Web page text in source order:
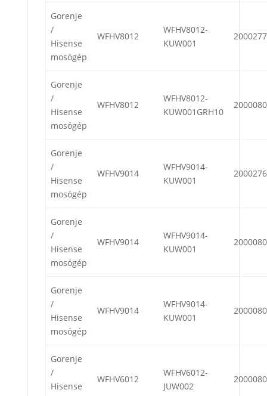
Gorenje
/
Hisense
mosógép
WFHV8012
WFHV8012-
KUW001
Gorenje
/
Hisense
mosógép
WFHV8012
WFHV8012-
KUW001GRH10
Gorenje
/
Hisense
mosógép
WFHV9014
WFHV9014-
KUW001
Gorenje
/
Hisense
mosógép
WFHV9014
WFHV9014-
KUW001
Gorenje
/
Hisense
mosógép
WFHV9014
WFHV9014-
KUW001
Gorenje
/
Hisense
WFHV6012
WFHV6012-
JUW002